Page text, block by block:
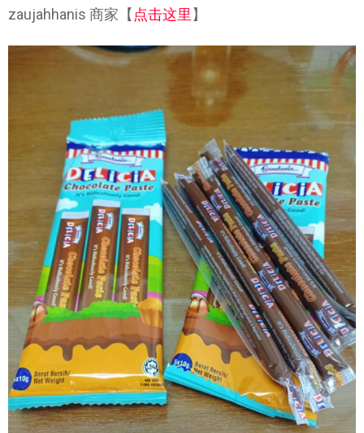
zaujahhanis 商家【 点击这里 】